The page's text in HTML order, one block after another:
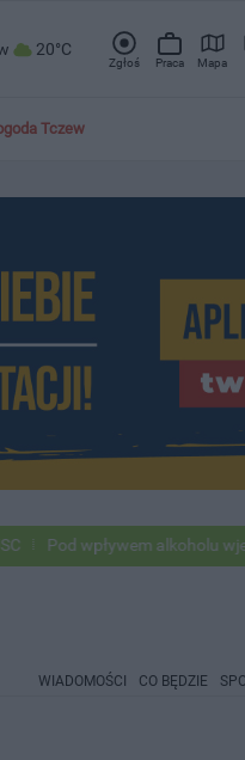
20°C
Zgłoś Praca Mapa
Tczew
Pod wpływem alkoholu
WIADOMOŚCI CO BĘDZIE